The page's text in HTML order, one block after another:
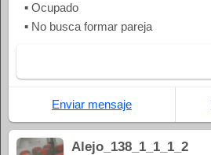
▪ Ocupado
▪ No busca formar pareja
Enviar mensaje
Alejo_138_1_1_1_2